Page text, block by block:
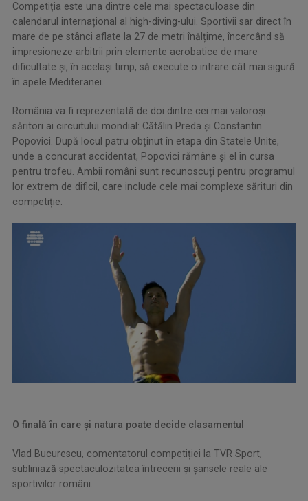
Competiția este una dintre cele mai spectaculoase din
calendarul internațional al high-diving-ului. Sportivii sar direct în
mare de pe stânci aflate la 27 de metri înălțime, încercând să
impresioneze arbitrii prin elemente acrobatice de mare
dificultate și, în același timp, să execute o intrare cât mai sigură
în apele Mediteranei.
România va fi reprezentată de doi dintre cei mai valoroși
săritori ai circuitului mondial: Cătălin Preda și Constantin
Popovici. După locul patru obținut în etapa din Statele Unite,
unde a concurat accidentat, Popovici rămâne și el în cursa
pentru trofeu. Ambii români sunt recunoscuți pentru programul
lor extrem de dificil, care include cele mai complexe sărituri din
competiție.
O finală în care și natura poate decide clasamentul
Vlad Bucurescu, comentatorul competiției la TVR Sport,
subliniază spectaculozitatea întrecerii și șansele reale ale
sportivilor români.